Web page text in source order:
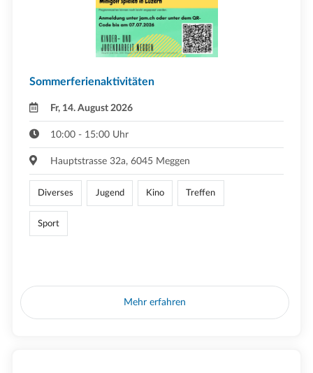
Sommerferienaktivitäten
Fr, 14. August 2026
10:00 - 15:00 Uhr
Hauptstrasse 32a, 6045 Meggen
Diverses Jugend Kino Treffen
Sport
Mehr erfahren